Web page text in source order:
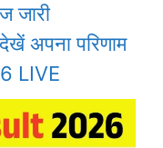
जारी
अपना परिणाम
LIVE